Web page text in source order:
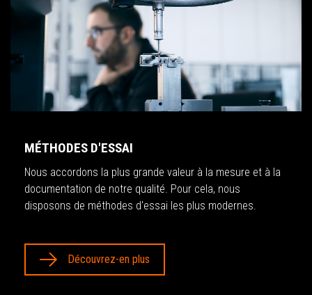
MÉTHODES D'ESSAI
Nous accordons la plus grande valeur à la mesure et à la
documentation de notre qualité. Pour cela, nous
disposons de méthodes d'essai les plus modernes.
Découvrez-en plus